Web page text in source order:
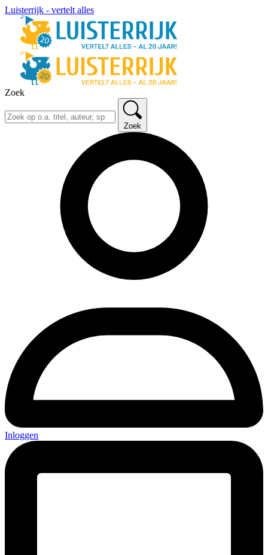
Luisterrijk - vertelt alles
Zoek
Zoek
Inloggen